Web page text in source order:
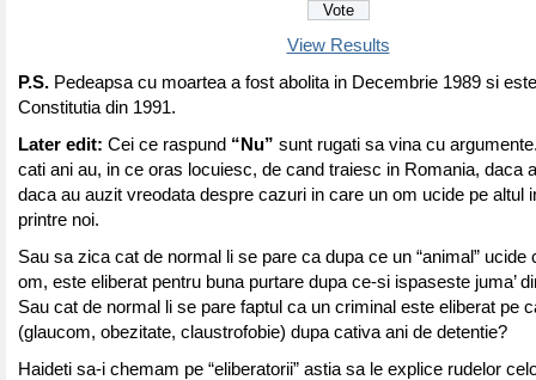
View Results
P.S. Pedeapsa cu moartea a fost abolita in Decembrie 1989 si
Constitutia din 1991.
Later edit: Cei ce raspund “Nu” sunt rugati sa vina cu
cati ani au, in ce oras locuiesc, de cand traiesc in Romania, daca
daca au auzit vreodata despre cazuri in care un om ucide pe altul
printre noi.
Sau sa zica cat de normal li se pare ca dupa ce un “animal” ucide
om, este eliberat pentru buna purtare dupa ce-si ispaseste juma’
Sau cat de normal li se pare faptul ca un criminal este eliberat pe
(glaucom, obezitate, claustrofobie) dupa cativa ani de detentie?
Haideti sa-i chemam pe “eliberatorii” astia sa le explice rudelor